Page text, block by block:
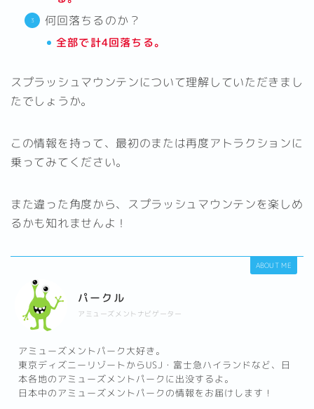
何回落ちるのか？
全部で計4回落ちる。
スプラッシュマウンテンについて理解していただきまし
たでしょうか。
この情報を持って、最初のまたは再度アトラクションに
乗ってみてください。
また違った角度から、スプラッシュマウンテンを楽しめ
るかも知れませんよ！
ABOUT ME
パークル
アミューズメントナビゲーター
アミューズメントパーク大好き。
東京ディズニーリゾートからUSJ・富士急ハイランドなど、日
本各地のアミューズメントパークに出没するよ。
日本中のアミューズメントパークの情報をお届けします！